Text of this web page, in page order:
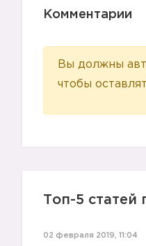
Комментарии
Вы должны
чтобы
Топ-5 статей
02 февраля 2019, 11:04